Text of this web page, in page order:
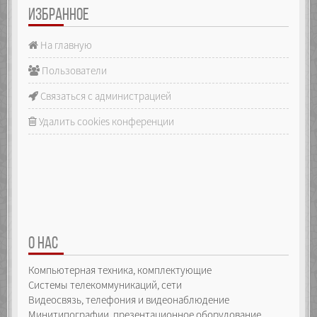
ИЗБРАННОЕ
На главную
Пользователи
Связаться с администрацией
Удалить cookies конференции
О НАС
Компьютерная техника, комплектующие
Системы телекоммуникаций, сети
Видеосвязь, телефония и видеонаблюдение